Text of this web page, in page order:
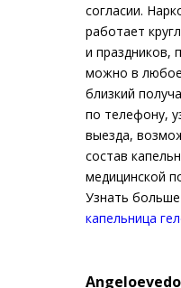
согласии.
работает
и праздников,
можно в
близкий
по телефону,
выезда,
состав
медицинской
Узнать
капельница
Angeloevedo